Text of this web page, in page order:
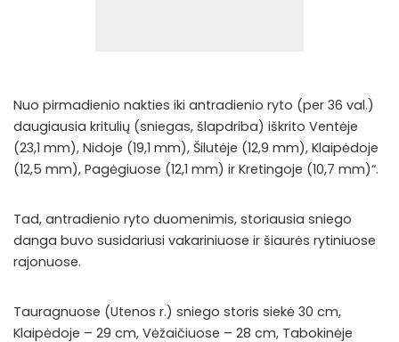
Nuo pirmadienio nakties iki antradienio ryto (per 36 val.)
daugiausia kritulių (sniegas, šlapdriba) iškrito Ventėje
(23,1 mm), Nidoje (19,1 mm), Šilutėje (12,9 mm), Klaipėdoje
(12,5 mm), Pagėgiuose (12,1 mm) ir Kretingoje (10,7 mm)“.
Tad, antradienio ryto duomenimis, storiausia sniego
danga buvo susidariusi vakariniuose ir šiaurės rytiniuose
rajonuose.
Tauragnuose (Utenos r.) sniego storis siekė 30 cm,
Klaipėdoje – 29 cm, Vėžaičiuose – 28 cm, Tabokinėje